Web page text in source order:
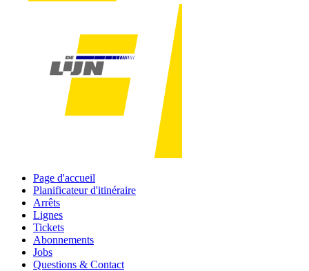
Page d'accueil
Planificateur d'itinéraire
Arrêts
Lignes
Tickets
Abonnements
Jobs
Questions & Contact